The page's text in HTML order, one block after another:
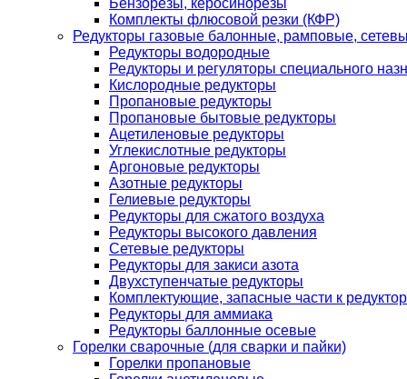
Бензорезы, керосинорезы
Комплекты флюсовой резки (КФР)
Редукторы газовые балонные, рамповые,
Редукторы водородные
Редукторы и регуляторы специального
Кислородные редукторы
Пропановые редукторы
Пропановые бытовые редукторы
Ацетиленовые редукторы
Углекислотные редукторы
Аргоновые редукторы
Азотные редукторы
Гелиевые редукторы
Редукторы для сжатого воздуха
Редукторы высокого давления
Сетевые редукторы
Редукторы для закиси азота
Двухступенчатые редукторы
Комплектующие, запасные части к
Редукторы для аммиака
Редукторы баллонные осевые
Горелки сварочные (для сварки и пайки)
Горелки пропановые